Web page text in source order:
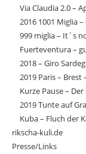
Via Claudia 2.0 –
2016 1001 Miglia
999 miglia – It´s
Fuerteventura –
2018 – Giro
2019 Paris – Brest
Kurze Pause –
2019 Tunte auf
Kuba – Fluch der
rikscha-kuli.de
Presse/Links